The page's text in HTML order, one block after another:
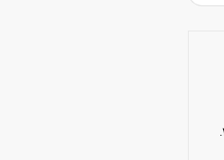
“سيريانيوز” عام ٢٠٠٤ قبل أن انتقل للعمل مع قناة المشرق “الأورينت” منذ تأسيس مكتبهم في دمشق إلى أن أغلقته المخابرات السورية عام ٢٠٠٨.